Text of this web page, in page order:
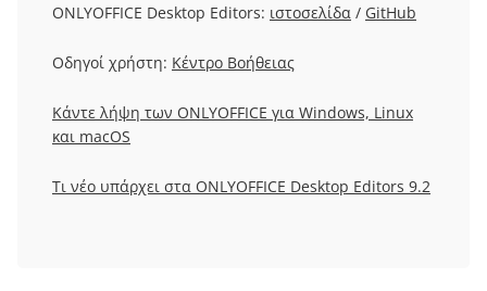
ONLYOFFICE Desktop Editors: ιστοσελίδα / GitHub
Οδηγοί χρήστη: Κέντρο Βοήθειας
Κάντε λήψη των ONLYOFFICE για Windows, Linux
και macOS
Τι νέο υπάρχει στα ONLYOFFICE Desktop Editors 9.2